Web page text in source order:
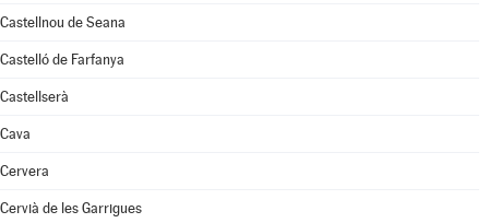
Castellnou de Seana
Castelló de Farfanya
Castellserà
Cava
Cervera
Cervià de les Garrigues